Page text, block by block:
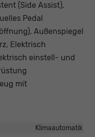
(Side Assist),
Pedal
Außenspiegel
Elektrisch
einstell- und
mit
Klimaautomatik